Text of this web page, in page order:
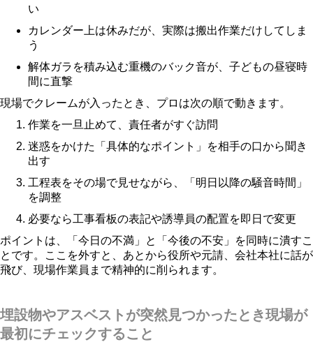
い
カレンダー上は休みだが、実際は搬出作業だけしてしま
う
解体ガラを積み込む重機のバック音が、子どもの昼寝時
間に直撃
現場でクレームが入ったとき、プロは次の順で動きます。
作業を一旦止めて、責任者がすぐ訪問
迷惑をかけた「具体的なポイント」を相手の口から聞き
出す
工程表をその場で見せながら、「明日以降の騒音時間」
を調整
必要なら工事看板の表記や誘導員の配置を即日で変更
ポイントは、「今日の不満」と「今後の不安」を同時に潰すこ
とです。ここを外すと、あとから役所や元請、会社本社に話が
飛び、現場作業員まで精神的に削られます。
埋設物やアスベストが突然見つかったとき現場が
最初にチェックすること